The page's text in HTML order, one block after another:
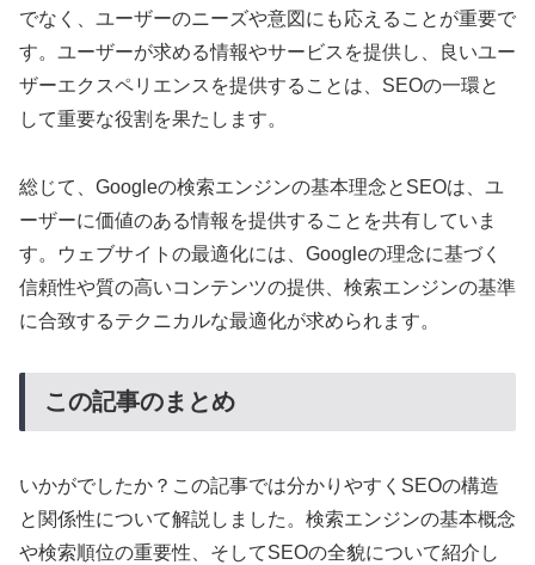
でなく、ユーザーのニーズや意図にも応えることが重要で
す。ユーザーが求める情報やサービスを提供し、良いユー
ザーエクスペリエンスを提供することは、SEOの一環と
して重要な役割を果たします。
総じて、Googleの検索エンジンの基本理念とSEOは、ユ
ーザーに価値のある情報を提供することを共有していま
す。ウェブサイトの最適化には、Googleの理念に基づく
信頼性や質の高いコンテンツの提供、検索エンジンの基準
に合致するテクニカルな最適化が求められます。
この記事のまとめ
いかがでしたか？この記事では分かりやすくSEOの構造
と関係性について解説しました。検索エンジンの基本概念
や検索順位の重要性、そしてSEOの全貌について紹介し